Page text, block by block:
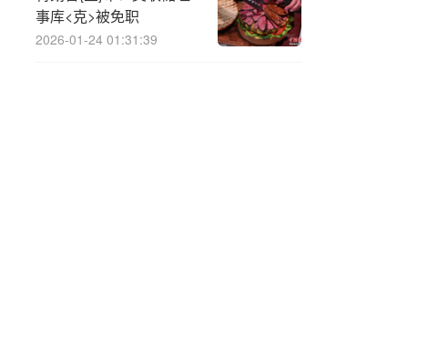
事库<克>被免职
2026-01-24 01:31:39